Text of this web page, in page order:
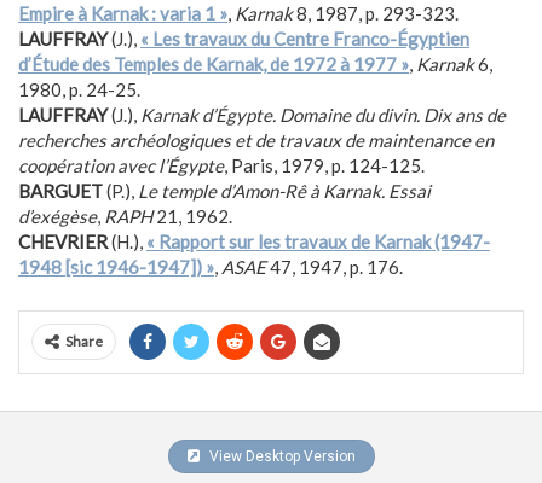
Empire à Karnak : varia 1 », Karnak8, 1987, p. 293-323.
LAUFFRAY(J.), « Les travaux du Centre Franco-Égyptien
d’Étude des Temples de Karnak, de 1972 à 1977 », Karnak6,
1980, p. 24-25.
LAUFFRAY(J.), Karnak d’Égypte. Domaine du divin. Dix ans de
recherches archéologiques et de travaux de maintenance en
coopération avec l’Égypte, Paris, 1979, p. 124-125.
BARGUET(P.), Le temple d’Amon-Rê à Karnak. Essai
d’exégèse, RAPH21, 1962.
CHEVRIER(H.), « Rapport sur les travaux de Karnak (1947-
1948 [sic 1946-1947]) », ASAE47, 1947, p. 176.
Share
View Desktop Version